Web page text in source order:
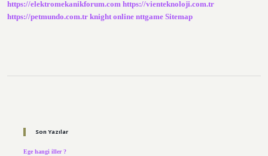
https://elektromekanikforum.com https://vienteknoloji.com.tr
https://petmundo.com.tr knight online nttgame Sitemap
Son Yazılar
Ege hangi iller ?